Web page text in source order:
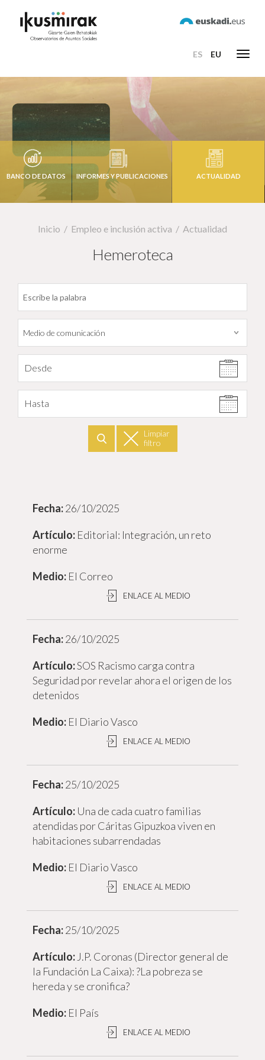
ES EU
BANCO DE DATOS INFORMES Y PUBLICACIONES ACTUALIDAD
Inicio Empleo e inclusión activa Actualidad
Hemeroteca
Filtrar por fecha
Desde
Hasta
Limpiar
filtro
26/10/2025
Editorial: Integración, un reto
enorme
El Correo
ENLACE AL MEDIO
26/10/2025
SOS Racismo carga contra
Seguridad por revelar ahora el origen de los
detenidos
El Diario Vasco
ENLACE AL MEDIO
25/10/2025
Una de cada cuatro familias
atendidas por Cáritas Gipuzkoa viven en
habitaciones subarrendadas
El Diario Vasco
ENLACE AL MEDIO
25/10/2025
J.P. Coronas (Director general de
la Fundación La Caixa): ?La pobreza se
hereda y se cronifica?
El País
ENLACE AL MEDIO